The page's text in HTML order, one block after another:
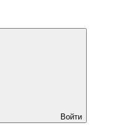
Войти